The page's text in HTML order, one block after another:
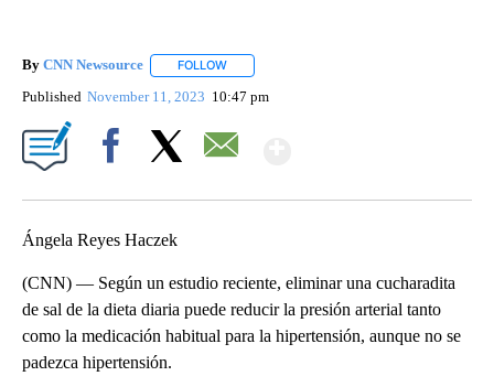
By CNN Newsource FOLLOW
Published November 11, 2023 10:47 pm
Ángela Reyes Haczek
(CNN) — Según un estudio reciente, eliminar una cucharadita
de sal de la dieta diaria puede reducir la presión arterial tanto
como la medicación habitual para la hipertensión, aunque no se
padezca hipertensión.